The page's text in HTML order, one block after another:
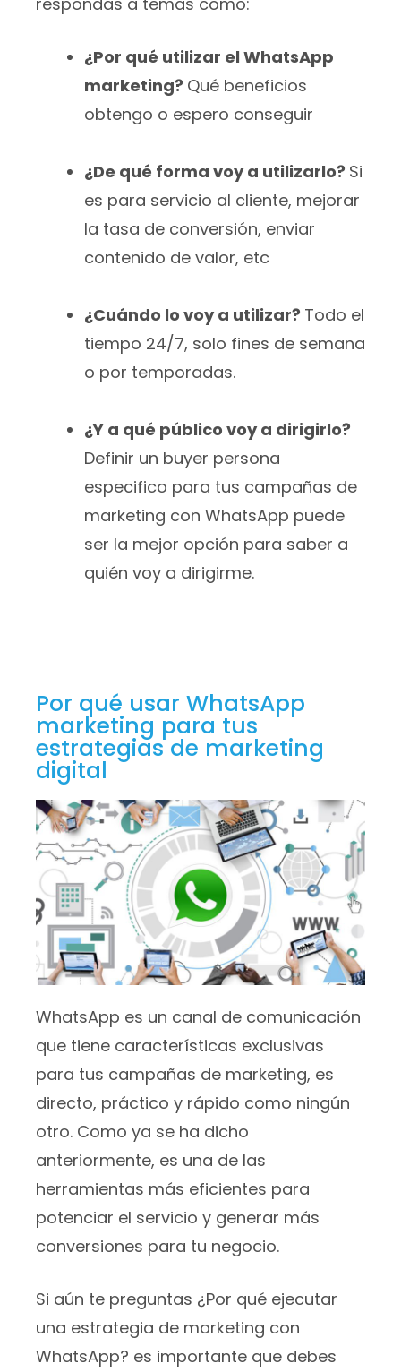
¿Por qué utilizar el WhatsApp
marketing? Qué beneficios
obtengo o espero conseguir
¿De qué forma voy a utilizarlo? Si
es para servicio al cliente, mejorar
la tasa de conversión, enviar
contenido de valor, etc
¿Cuándo lo voy a utilizar? Todo el
tiempo 24/7, solo fines de semana
o por temporadas.
¿Y a qué público voy a dirigirlo?
Definir un buyer persona
especifico para tus campañas de
marketing con WhatsApp puede
ser la mejor opción para saber a
quién voy a dirigirme.
Por qué usar WhatsApp
marketing para tus
estrategias de marketing
digital
WhatsApp es un canal de comunicación
que tiene características exclusivas
para tus campañas de marketing, es
directo, práctico y rápido como ningún
otro. Como ya se ha dicho
anteriormente, es una de las
herramientas más eficientes para
potenciar el servicio y generar más
conversiones para tu negocio.
Si aún te preguntas ¿Por qué ejecutar
una estrategia de marketing con
WhatsApp? es importante que debes